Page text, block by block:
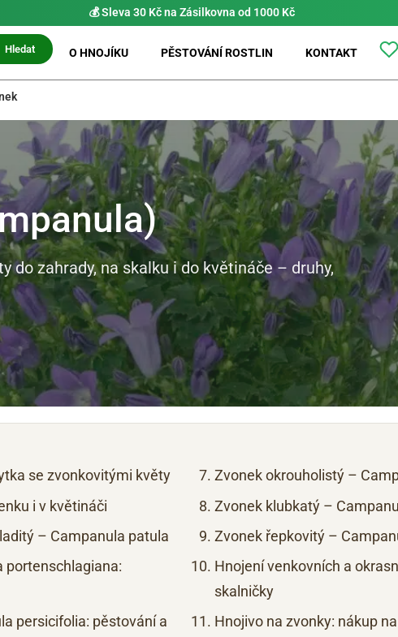
⚡ MožnostPRIO doručení do 24 h
Hledat O HNOJÍKU PĚSTOVÁNÍ ROSTLIN KONTAKT
do zahrady, na skalku i do květináče – druhy,
se zvonkovitými květy
i v květináči
– Campanula patula
portenschlagiana:
persicifolia: pěstování a
Zvonek okrouholistý –
Zvonek klubkatý –
Zvonek řepkovitý –
Hnojení venkovních a
skalničky
Hnojivo na zvonky: nákup